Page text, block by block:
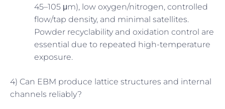
45–105 μm), low oxygen/nitrogen, controlled
flow/tap density, and minimal satellites.
Powder recyclability and oxidation control are
essential due to repeated high-temperature
exposure.
4) Can EBM produce lattice structures and internal
channels reliably?